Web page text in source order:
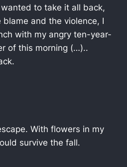
to take it all back,
and the violence, I
with my angry ten-year-
of this morning (…)..
With flowers in my
survive the fall.